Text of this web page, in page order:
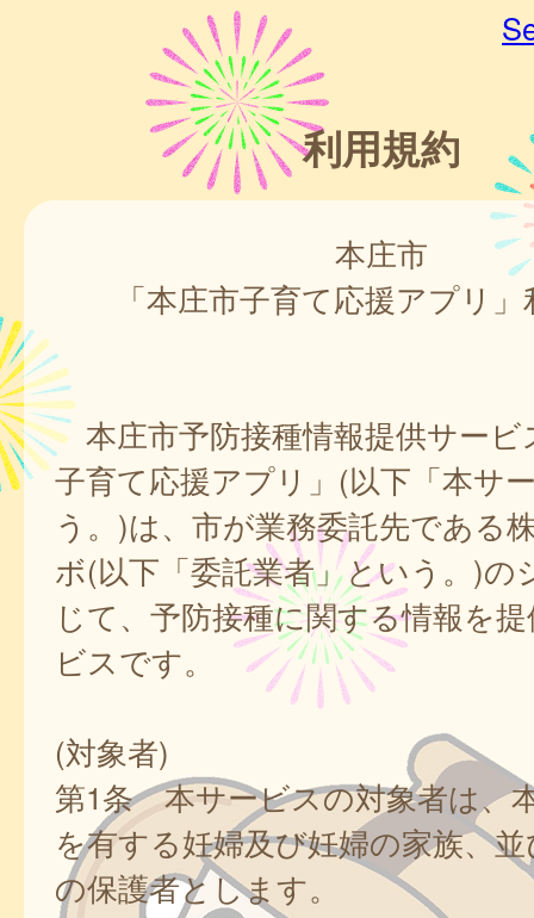
利用規約
本庄市
「本庄市子育て応援アプリ
本庄市予防接種情報提供サービ
子育て応援アプリ」(以下「本サ
う。)は、市が業務委託先である
ボ(以下「委託業者」という。)の
じて、予防接種に関する情報を
ビスです。
(対象者)
第1条 本サービスの対象者は、
を有する妊婦及び妊婦の家族、
の保護者とします。